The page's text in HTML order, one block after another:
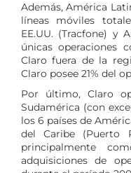
Además, América
líneas móviles
EE.UU. (Tracfone) y
únicas operaciones
Claro fuera de la
Claro posee 21% del
Por último, Claro
Sudamérica (con
los 6 países de
del Caribe (Puerto
principalmente
adquisiciones de